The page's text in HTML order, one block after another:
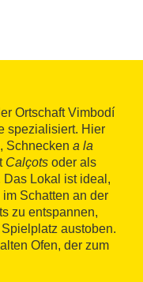
Ortschaft Vimbodí
spezialisiert. Hier
Schnecken a la
Calçots oder als
Lokal ist ideal,
Schatten an der
zu entspannen,
austoben.
Ofen, der zum